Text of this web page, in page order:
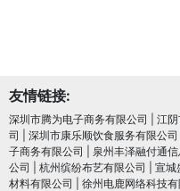
友情链接:
深圳市腾为电子商务有限公司 江
司
深圳市康乐顺饮食服务有限公司
子商务有限公司
泉州丰泽融付通
公司
杭州缤纷布艺有限公司 宣城
材料有限公司
徐州电鹿网络科技有